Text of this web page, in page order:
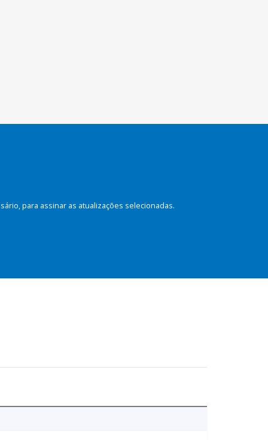
para assinar as atualizações selecionadas.